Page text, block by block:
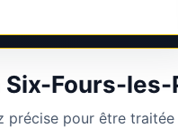
Fours-les-
pour être